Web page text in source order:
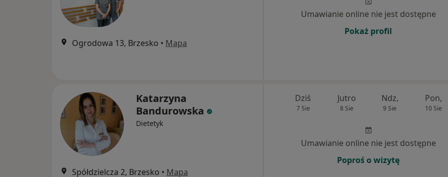
Ogrodowa 13, Brzesko • Mapa
Umawianie online nie jest dostępne
Pokaż profil
Katarzyna
Bandurowska
Dietetyk
Spółdzielcza 2, Brzesko • Mapa
Dziś
7 Sie
Jutro
8 Sie
Ndz,
9 Sie
Pon,
10 Sie
Umawianie online nie jest dostępne
Poproś o wizytę